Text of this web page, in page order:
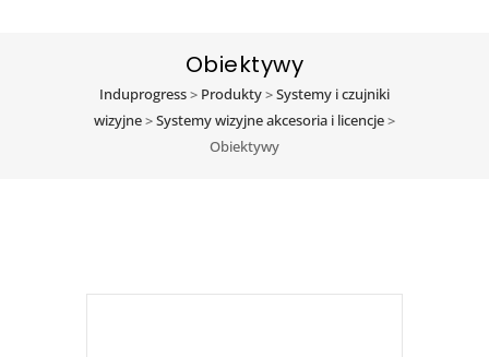
Obiektywy
Induprogress> Produkty>Systemy i czujniki
wizyjne>Systemy wizyjne akcesoria i licencje>
Obiektywy